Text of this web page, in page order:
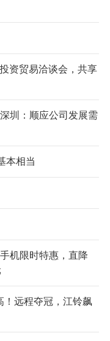
资贸易洽谈会，共享
圳：顺应公司发展需
本相当
机限时特惠，直降
！远程夺冠，江铃飙